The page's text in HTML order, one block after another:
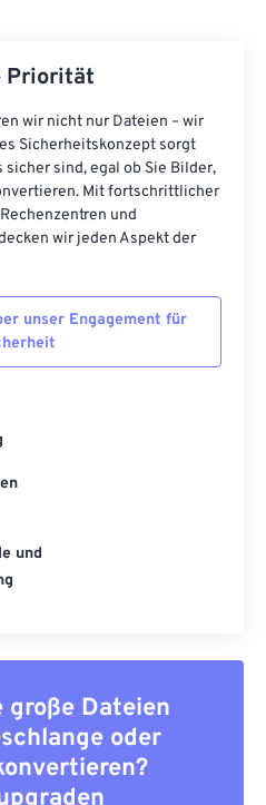
Priorität
wir nicht nur Dateien – wir
Sicherheitskonzept sorgt
sind, egal ob Sie Bilder,
Mit fortschrittlicher
und
wir jeden Aspekt der
unser Engagement für
und
große Dateien
oder